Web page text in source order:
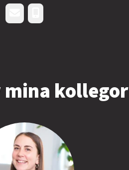
mina kollegor